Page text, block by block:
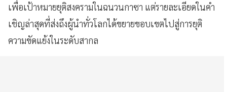
เพื่อเป้าหมายยุติสงครามในฉนวนกาซา แต่รายละเอียดในคำ
เชิญล่าสุดที่ส่งถึงผู้นำทั่วโลกได้ขยายขอบเขตไปสู่การยุติ
ความขัดแย้งในระดับสากล